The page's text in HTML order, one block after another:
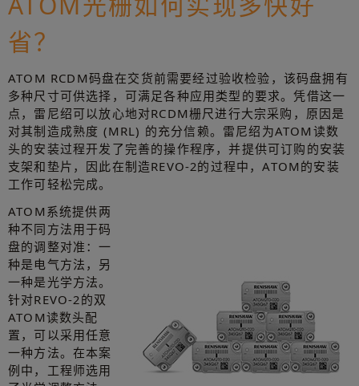
省？
ATOM RCDM码盘在交货前需要经过验收检验，该码盘拥有
多种尺寸可供选择，可满足各种应用类型的要求。凭借这一
点，雷尼绍可以放心地对RCDM栅尺进行大宗采购，原因是
对其制造成熟度 (MRL) 的充分信赖。雷尼绍为ATOM读数
头的安装过程开发了完善的操作程序，并提供可订购的安装
支架和垫片，因此在制造REVO-2的过程中，ATOM的安装
工作可轻松完成。
ATOM系统提供两
种不同方法用于码
盘的调整对准：一
种是电气方法，另
一种是光学方法。
针对REVO-2的双
ATOM读数头配
置，可以采用任意
一种方法。在本案
例中，工程师选用